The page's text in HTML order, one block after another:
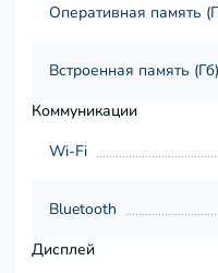
Оперативная память
Встроенная память (Гб)
Коммуникации
Wi-Fi
Bluetooth
Дисплей